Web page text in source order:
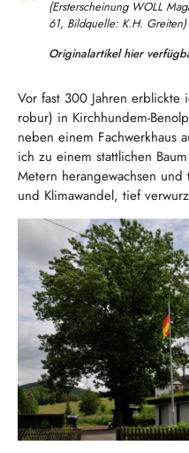
(Ersterscheinung WOLL
61, Bildquelle: K.H. Greiten)
Originalartikel hier
Vor fast 300 Jahren
robur) in Kirchhundem-
neben einem Fachwerkhaus
ich zu einem stattlichen
Metern herangewachsen
und Klimawandel, tief